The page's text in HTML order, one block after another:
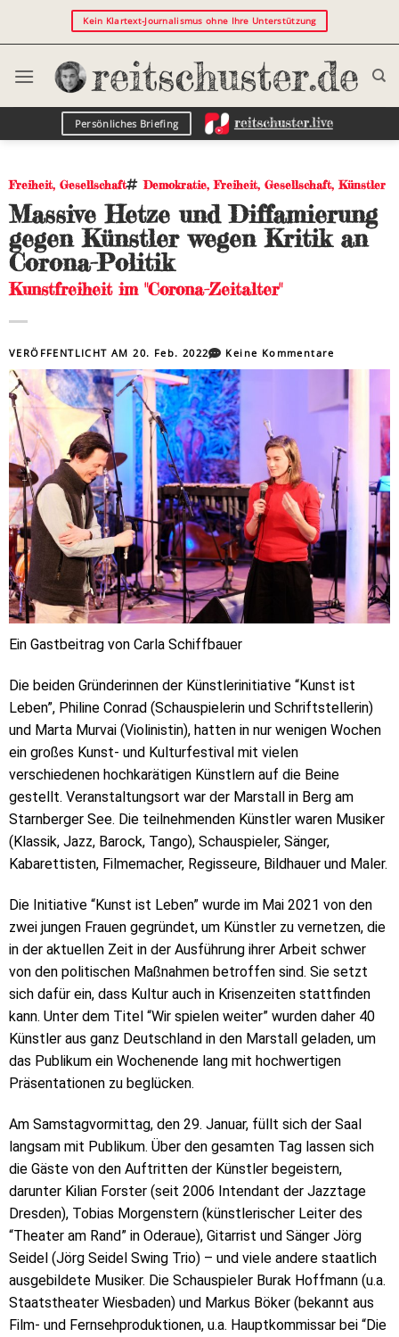
Kein Klartext-Journalismus ohne Ihre Unterstützung
Persönliches Briefing
Freiheit, Gesellschaft Demokratie,Freiheit, Gesellschaft, Künstler
Massive Hetze und Diffamierung
gegen Künstler wegen Kritik an
Corona-Politik
Kunstfreiheit im "Corona-Zeitalter"
VERÖFFENTLICHT AM20. Feb. 2022 Keine Kommentare
Ein Gastbeitrag von Carla Schiffbauer
Die beiden Gründerinnen der Künstlerinitiative “Kunst ist
Leben”, Philine Conrad (Schauspielerin und Schriftstellerin)
und Marta Murvai (Violinistin), hatten in nur wenigen Wochen
ein großes Kunst- und Kulturfestival mit vielen
verschiedenen hochkarätigen Künstlern auf die Beine
gestellt. Veranstaltungsort war der Marstall in Berg am
Starnberger See. Die teilnehmenden Künstler waren Musiker
(Klassik, Jazz, Barock, Tango), Schauspieler, Sänger,
Kabarettisten, Filmemacher, Regisseure, Bildhauer und Maler.
Die Initiative “Kunst ist Leben” wurde im Mai 2021 von den
zwei jungen Frauen gegründet, um Künstler zu vernetzen, die
in der aktuellen Zeit in der Ausführung ihrer Arbeit schwer
von den politischen Maßnahmen betroffen sind. Sie setzt
sich dafür ein, dass Kultur auch in Krisenzeiten stattfinden
kann. Unter dem Titel “Wir spielen weiter” wurden daher 40
Künstler aus ganz Deutschland in den Marstall geladen, um
das Publikum ein Wochenende lang mit hochwertigen
Präsentationen zu beglücken.
Am Samstagvormittag, den 29. Januar, füllt sich der Saal
langsam mit Publikum. Über den gesamten Tag lassen sich
die Gäste von den Auftritten der Künstler begeistern,
darunter Kilian Forster (seit 2006 Intendant der Jazztage
Dresden), Tobias Morgenstern (künstlerischer Leiter des
“Theater am Rand” in Oderaue), Gitarrist und Sänger Jörg
Seidel (Jörg Seidel Swing Trio) – und viele andere staatlich
ausgebildete Musiker. Die Schauspieler Burak Hoffmann (u.a.
Staatstheater Wiesbaden) und Markus Böker (bekannt aus
Film- und Fernsehproduktionen, u.a. Hauptkommissar bei “Die